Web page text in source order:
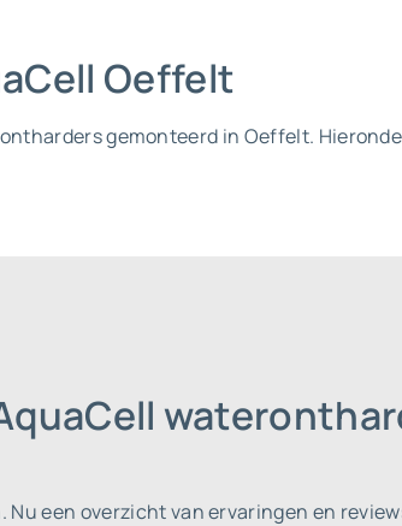
Oeffelt
gemonteerd in Oeffelt.
Nu een overzicht van ervaringen en